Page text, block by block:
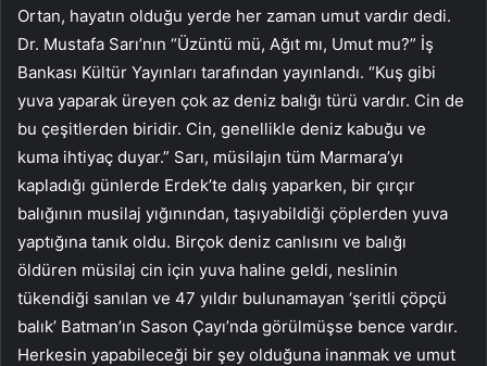
Ortan, hayatın olduğu yerde her zaman umut vardır dedi.
Dr. Mustafa Sarı’nın “Üzüntü mü, Ağıt mı, Umut mu?” İş
Bankası Kültür Yayınları tarafından yayınlandı. “Kuş gibi
yuva yaparak üreyen çok az deniz balığı türü vardır. Cin de
bu çeşitlerden biridir. Cin, genellikle deniz kabuğu ve
kuma ihtiyaç duyar.” Sarı, müsilajın tüm Marmara’yı
kapladığı günlerde Erdek’te dalış yaparken, bir çırçır
balığının musilaj yığınından, taşıyabildiği çöplerden yuva
yaptığına tanık oldu. Birçok deniz canlısını ve balığı
öldüren müsilaj cin için yuva haline geldi, neslinin
tükendiği sanılan ve 47 yıldır bulunamayan ‘şeritli çöpçü
balık’ Batman’ın Sason Çayı’nda görülmüşse bence vardır.
Herkesin yapabileceği bir şey olduğuna inanmak ve umut